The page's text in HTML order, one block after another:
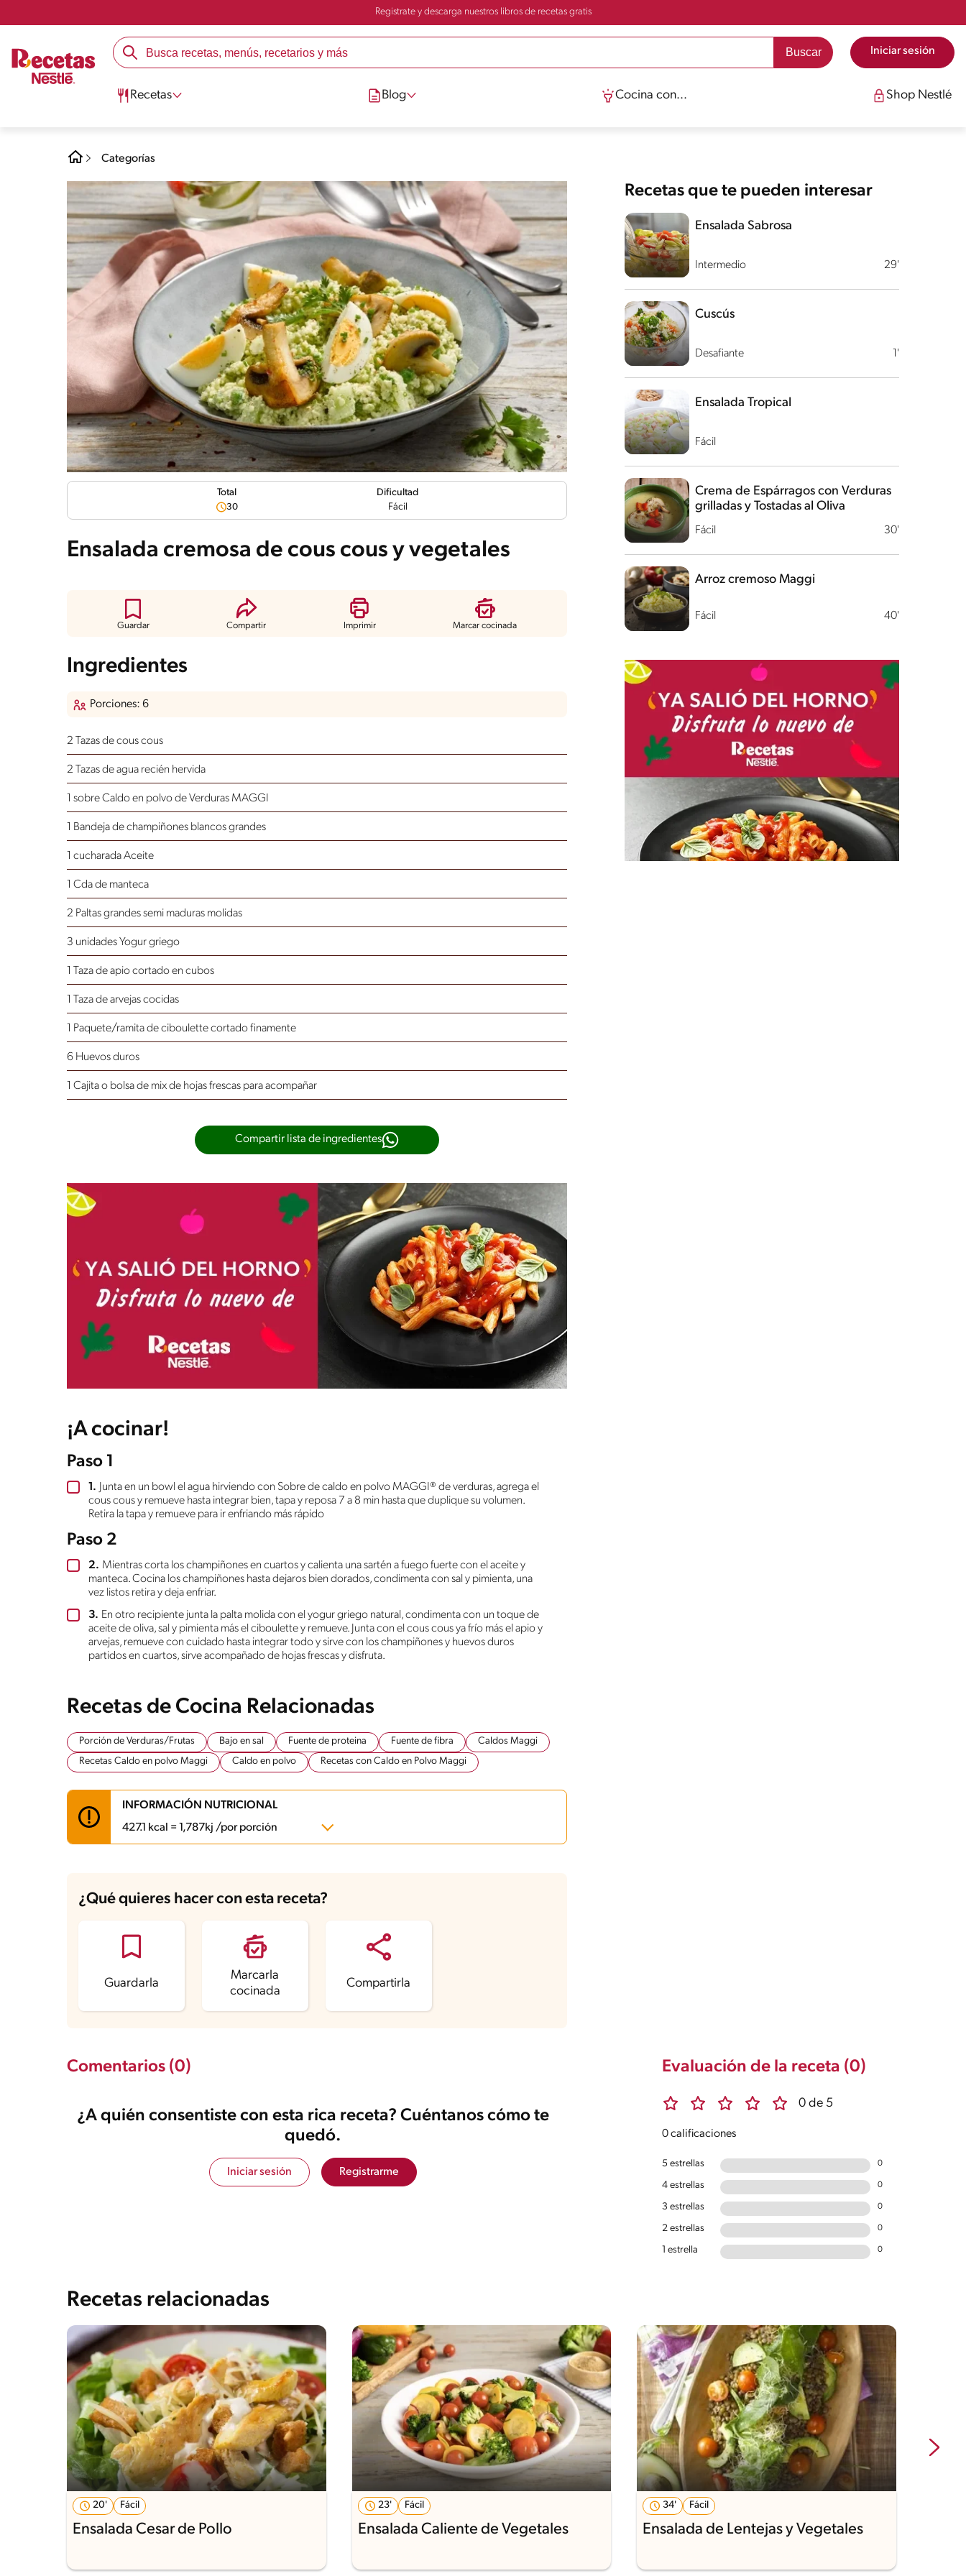
Registrate y descarga nuestros libros de recetas gratis
Iniciar sesión
Recetas Blog Cocina con... Shop Nestlé
Categorías
Total
30
Dificultad
Fácil
Ensalada cremosa de cous cous y vegetales
Guardar Compartir Imprimir Marcar cocinada
Ingredientes
Porciones: 6
2 Tazas de cous cous
2 Tazas de agua recién hervida
1 sobre Caldo en polvo de Verduras MAGGI
1 Bandeja de champiñones blancos grandes
1 cucharada Aceite
1 Cda de manteca
2 Paltas grandes semi maduras molidas
3 unidades Yogur griego
1 Taza de apio cortado en cubos
1 Taza de arvejas cocidas
1 Paquete/ramita de ciboulette cortado finamente
6 Huevos duros
1 Cajita o bolsa de mix de hojas frescas para acompañar
Compartir lista de ingredientes
¡A cocinar!
Paso 1
1.
Junta en un bowl el agua hirviendo con Sobre de caldo en polvo MAGGI® de verduras, agrega el
cous cous y remueve hasta integrar bien, tapa y reposa 7 a 8 min hasta que duplique su volumen.
Retira la tapa y remueve para ir enfriando más rápido
Paso 2
2. Mientras corta los champiñones en cuartos y calienta una sartén a fuego fuerte con el aceite y
manteca. Cocina los champiñones hasta dejaros bien dorados, condimenta con sal y pimienta, una
vez listos retira y deja enfriar.
3. En otro recipiente junta la palta molida con el yogur griego natural, condimenta con un toque de
aceite de oliva, sal y pimienta más el ciboulette y remueve. Junta con el cous cous ya frío más el apio y
arvejas, remueve con cuidado hasta integrar todo y sirve con los champiñones y huevos duros
partidos en cuartos, sirve acompañado de hojas frescas y disfruta.
Recetas de Cocina Relacionadas
Porción de Verduras/Frutas Bajo en sal Fuente de proteina Fuente de fibra
Caldos Maggi
Recetas Caldo en polvo Maggi
Caldo en polvo Recetas con Caldo en Polvo Maggi
INFORMACIÓN NUTRICIONAL
427.1 kcal = 1,787kj /por porción
Energía
427.1 kcal
Grasas 20.4 g
Sodio
¿Qué quieres hacer con esta receta?
Guardarla
Marcarla
cocinada
Compartirla
Recetas que te pueden interesar
Intermedio 29'
Ensalada Sabrosa
Desafiante 1'
Cuscús
Fácil
Ensalada Tropical
Fácil 30'
Crema de Espárragos con Verduras
grilladas y Tostadas al Oliva
Fácil 40'
Arroz cremoso Maggi
Evaluación de la receta (0)
0 de 5
0 calificaciones
5 estrellas 0
4 estrellas 0
3 estrellas 0
2 estrellas 0
1 estrella 0
Comentarios (0)
¿A quién consentiste con esta rica receta? Cuéntanos cómo te
quedó.
Iniciar sesión Registrarme
Recetas relacionadas
20' Fácil
Ensalada Cesar de Pollo
23' Fácil
Ensalada Caliente de Vegetales
34' Fácil
Ensalada de Lentejas y Vegetales